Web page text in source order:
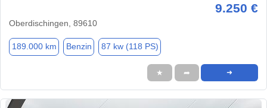
9.250 €
Oberdischingen, 89610
189.000 km Benzin 87 kw (118 PS)
★ ➦ ➜